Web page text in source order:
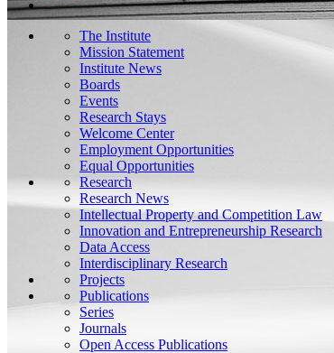
The Institute
Mission Statement
Institute News
Boards
Events
Research Stays
Welcome Center
Employment Opportunities
Equal Opportunities
Research
Research News
Intellectual Property and Competition Law
Innovation and Entrepreneurship Research
Data Access
Interdisciplinary Research
Projects
Publications
Series
Journals
Open Access Publications